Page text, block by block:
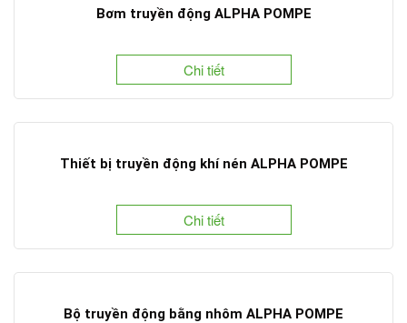
Bơm truyền động ALPHA POMPE
Chi tiết
Thiết bị truyền động khí nén ALPHA POMPE
Chi tiết
Bộ truyền động bằng nhôm ALPHA POMPE